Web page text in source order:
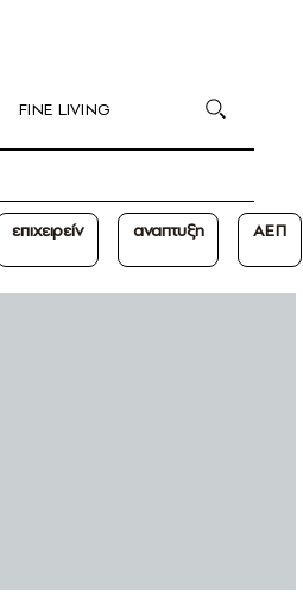
FINE LIVING
επιχειρείν αναπτυξη ΑΕΠ